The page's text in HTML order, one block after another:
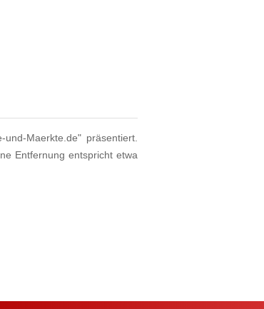
Maerkte.de" präsentiert.
Entfernung entspricht etwa